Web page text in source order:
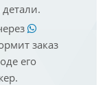
заказ
его